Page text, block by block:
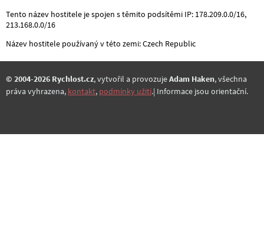
Tento název hostitele je spojen s těmito podsítěmi IP: 178.209.0.0/16,
213.168.0.0/16
Název hostitele používaný v této zemi: Czech Republic
© 2004-2026 Rychlost.cz, vytvořil a provozujeAdam Haken, všechna
práva vyhrazena, kontakt, podmínky užití.| Informace jsou orientační.